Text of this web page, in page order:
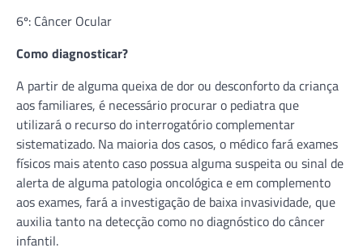
6º: Câncer Ocular
Como diagnosticar?
A partir de alguma queixa de dor ou desconforto da criança
aos familiares, é necessário procurar o pediatra que
utilizará o recurso do interrogatório complementar
sistematizado. Na maioria dos casos, o médico fará exames
físicos mais atento caso possua alguma suspeita ou sinal de
alerta de alguma patologia oncológica e em complemento
aos exames, fará a investigação de baixa invasividade, que
auxilia tanto na detecção como no diagnóstico do câncer
infantil.